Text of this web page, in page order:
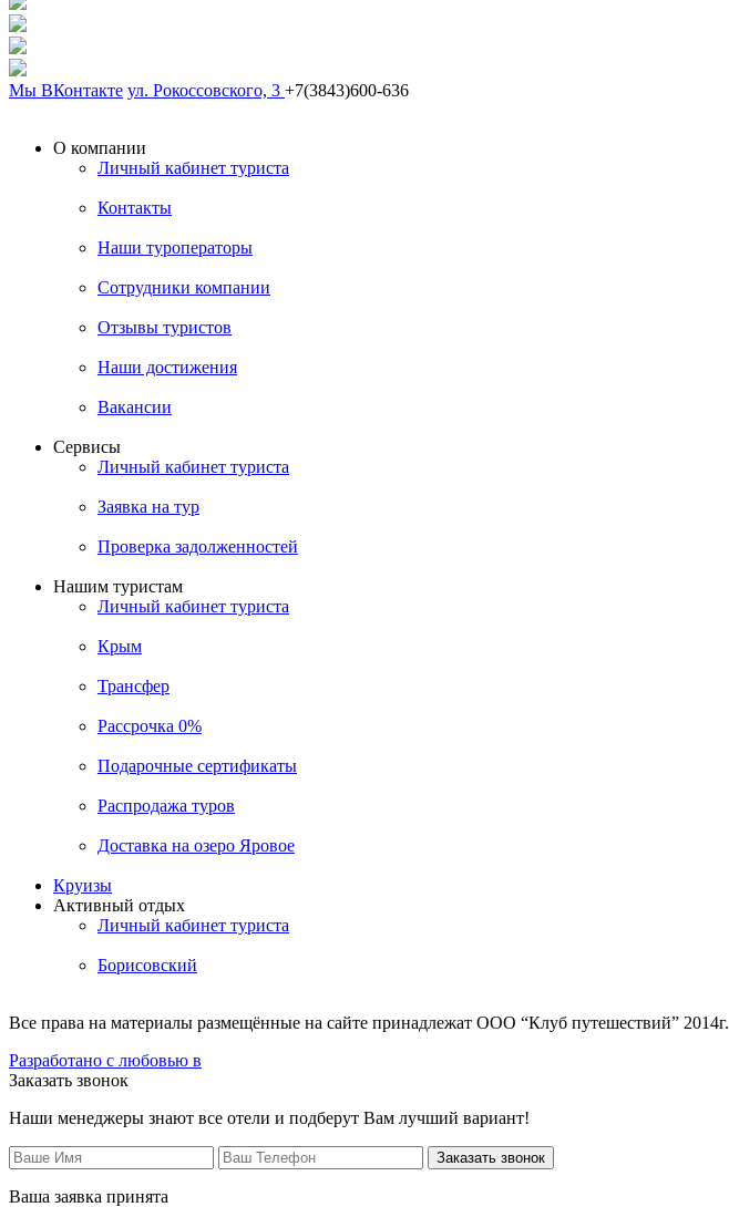
Мы ВКонтакте ул. Рокоссовского, 3 +7(3843)600-636
О компании
Личный кабинет туриста
Контакты
Наши туроператоры
Сотрудники компании
Отзывы туристов
Наши достижения
Вакансии
Сервисы
Личный кабинет туриста
Заявка на тур
Проверка задолженностей
Нашим туристам
Личный кабинет туриста
Крым
Трансфер
Рассрочка 0%
Подарочные сертификаты
Распродажа туров
Доставка на озеро Яровое
Круизы
Активный отдых
Личный кабинет туриста
Борисовский
Все права на материалы размещённые на сайте принадлежат ООО “Клуб путешествий” 2014г.
Разработано с любовью в
Заказать звонок
Наши менеджеры знают все отели и подберут Вам лучший вариант!
Заказать звонок
Ваша заявка принята